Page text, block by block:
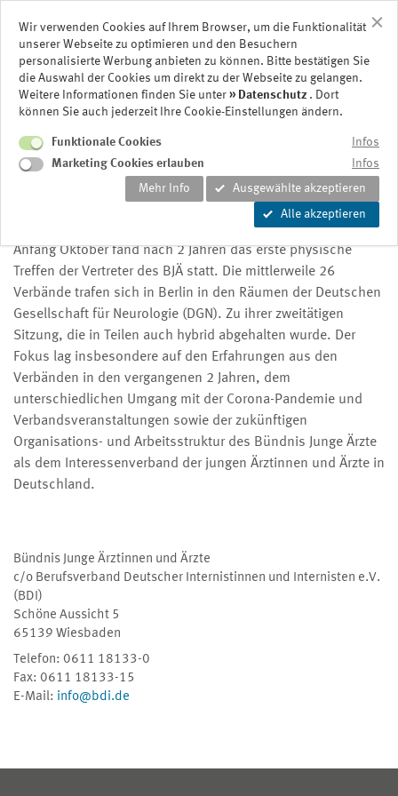
14. BJÄ Treffen in Berlin,
Oktober 2021, zum ersten
Mal als hybride Sitzung nach
der Corona Pandemie
Anfang Oktober fand nach 2 Jahren das erste physische
Treffen der Vertreter des BJÄ statt. Die mittlerweile 26
Verbände trafen sich in Berlin in den Räumen der Deutschen
Gesellschaft für Neurologie (DGN). Zu ihrer zweitätigen
Sitzung, die in Teilen auch hybrid abgehalten wurde. Der
Fokus lag insbesondere auf den Erfahrungen aus den
Verbänden in den vergangenen 2 Jahren, dem
unterschiedlichen Umgang mit der Corona-Pandemie und
Verbandsveranstaltungen sowie der zukünftigen
Organisations- und Arbeitsstruktur des Bündnis Junge Ärzte
als dem Interessenverband der jungen Ärztinnen und Ärzte in
Deutschland.
Bündnis Junge Ärztinnen und Ärzte
c/o Berufsverband Deutscher Internistinnen und Internisten e.V.
(BDI)
Schöne Aussicht 5
65139 Wiesbaden
Telefon: 0611 18133-0
Fax: 0611 18133-15
E-Mail: info@bdi.de
Wir verwenden Cookies auf Ihrem Browser, um die Funktionalität
unserer Webseite zu optimieren und den Besuchern
personalisierte Werbung anbieten zu können. Bitte bestätigen Sie
die Auswahl der Cookies um direkt zu der Webseite zu gelangen.
Weitere Informationen finden Sie unter
Datenschutz . Dort
können Sie auch jederzeit Ihre Cookie-Einstellungen ändern.
Funktionale Cookies
Infos
Marketing Cookies erlauben
Infos
Mehr Info
Ausgewählte akzeptieren
Alle akzeptieren